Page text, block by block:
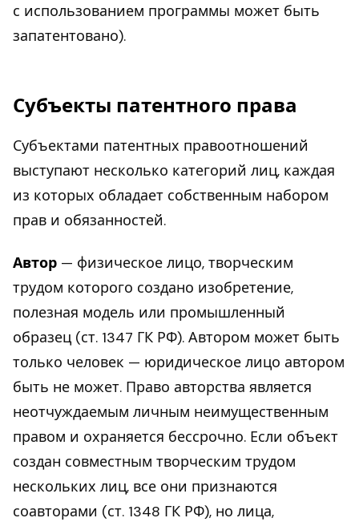
с использованием программы может быть
запатентовано).
Субъекты патентного права
Субъектами патентных правоотношений
выступают несколько категорий лиц, каждая
из которых обладает собственным набором
прав и обязанностей.
Автор — физическое лицо, творческим
трудом которого создано изобретение,
полезная модель или промышленный
образец (ст. 1347 ГК РФ). Автором может быть
только человек — юридическое лицо автором
быть не может. Право авторства является
неотчуждаемым личным неимущественным
правом и охраняется бессрочно. Если объект
создан совместным творческим трудом
нескольких лиц, все они признаются
соавторами (ст. 1348 ГК РФ), но лица,